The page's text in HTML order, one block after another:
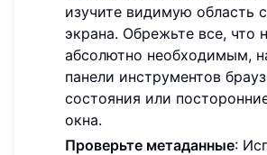
изучите видимую область
экрана. Обрежьте все, что
абсолютно необходимым,
панели инструментов
состояния или
окна.
Проверьте метаданные: